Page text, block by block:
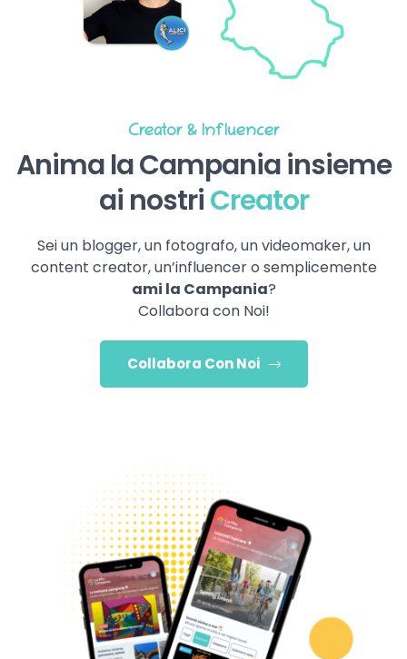
Creator & Influencer
Anima la Campania insieme
ai nostriCreator
Sei un blogger, un fotografo, un videomaker, un
content creator, un’influencer o semplicemente
ami la Campania?
Collabora con Noi!
Collabora Con Noi